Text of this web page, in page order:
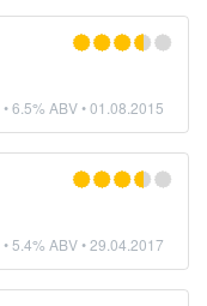
• 6.5% ABV •01.08.2015
• 5.4% ABV •29.04.2017